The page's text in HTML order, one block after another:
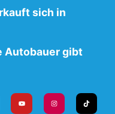
sich in
Autobauer gibt